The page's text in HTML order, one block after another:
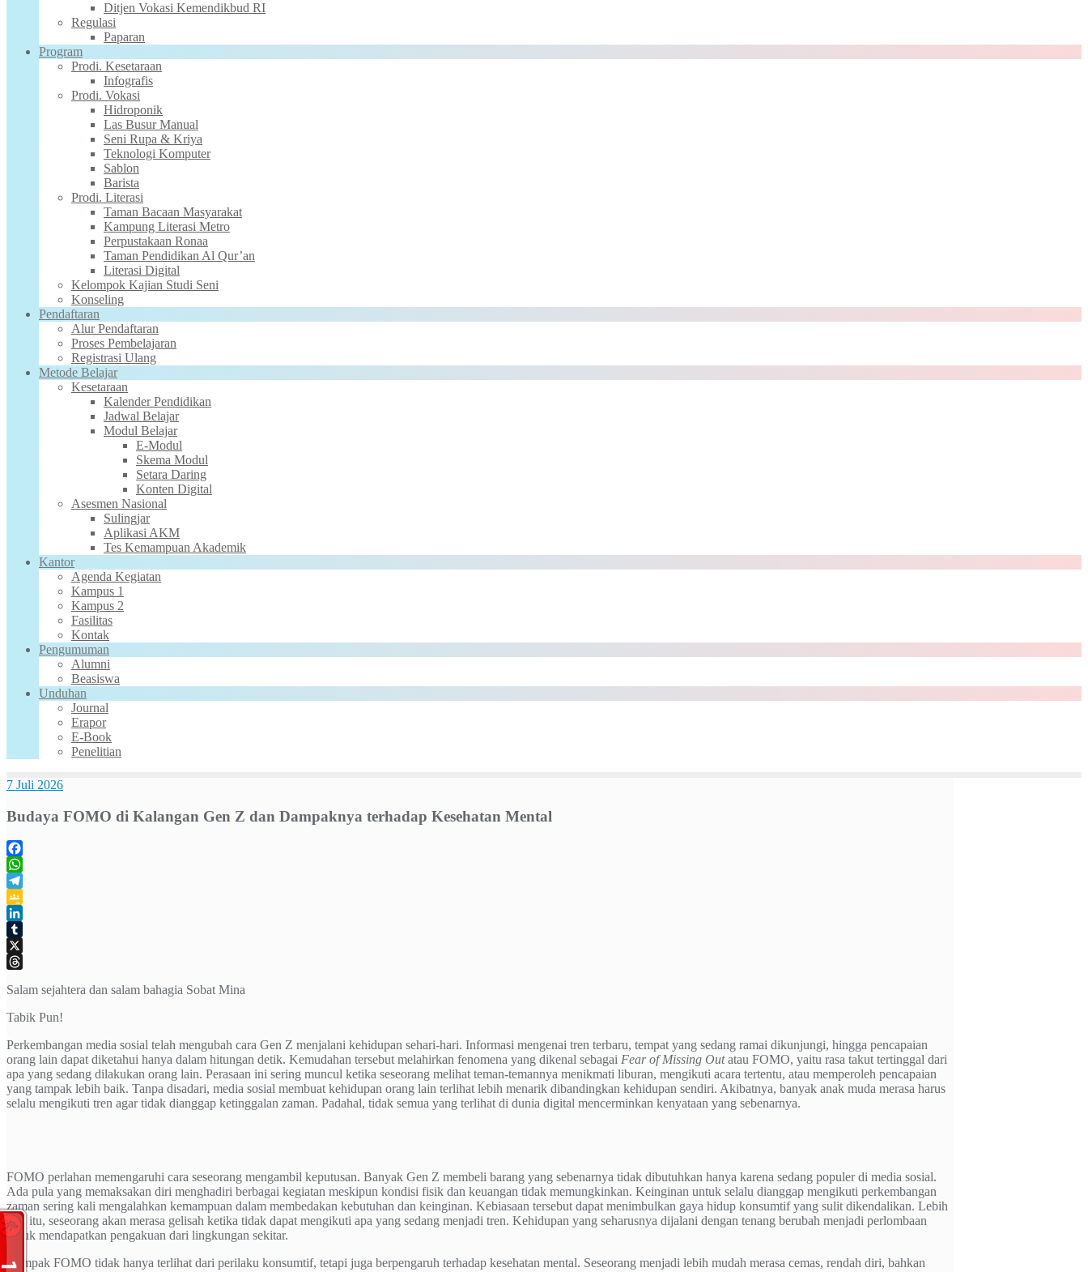
Ditjen Vokasi Kemendikbud RI
Regulasi
Paparan
Program
Prodi. Kesetaraan
Infografis
Prodi. Vokasi
Hidroponik
Las Busur Manual
Seni Rupa & Kriya
Teknologi Komputer
Sablon
Barista
Prodi. Literasi
Taman Bacaan Masyarakat
Kampung Literasi Metro
Perpustakaan Ronaa
Taman Pendidikan Al Qur’an
Literasi Digital
Kelompok Kajian Studi Seni
Konseling
Pendaftaran
Alur Pendaftaran
Proses Pembelajaran
Registrasi Ulang
Metode Belajar
Kesetaraan
Kalender Pendidikan
Jadwal Belajar
Modul Belajar
E-Modul
Skema Modul
Setara Daring
Konten Digital
Asesmen Nasional
Sulingjar
Aplikasi AKM
Tes Kemampuan Akademik
Kantor
Agenda Kegiatan
Kampus 1
Kampus 2
Fasilitas
Kontak
Pengumuman
Alumni
Beasiswa
Unduhan
Journal
Erapor
E-Book
Penelitian
7 Juli 2026
Budaya FOMO di Kalangan Gen Z dan Dampaknya terhadap Kesehatan Mental
Facebook
WhatsApp
Telegram
Google
Classroom
LinkedIn
Tumblr
X
Salam sejahtera dan salam bahagia Sobat Mina
Tabik Pun!
Perkembangan media sosial telah mengubah cara Gen Z menjalani kehidupan sehari-hari. Informasi mengenai tren terbaru, tempat yang sedang ramai dikunjungi, hingga pencapaian
orang lain dapat diketahui hanya dalam hitungan detik. Kemudahan tersebut melahirkan fenomena yang dikenal sebagai Fear of Missing Outatau FOMO, yaitu rasa takut tertinggal dari
apa yang sedang dilakukan orang lain. Perasaan ini sering muncul ketika seseorang melihat teman-temannya menikmati liburan, mengikuti acara tertentu, atau memperoleh pencapaian
yang tampak lebih baik. Tanpa disadari, media sosial membuat kehidupan orang lain terlihat lebih menarik dibandingkan kehidupan sendiri. Akibatnya, banyak anak muda merasa harus
selalu mengikuti tren agar tidak dianggap ketinggalan zaman. Padahal, tidak semua yang terlihat di dunia digital mencerminkan kenyataan yang sebenarnya.
FOMO perlahan memengaruhi cara seseorang mengambil keputusan. Banyak Gen Z membeli barang yang sebenarnya tidak dibutuhkan hanya karena sedang populer di media sosial.
Ada pula yang memaksakan diri menghadiri berbagai kegiatan meskipun kondisi fisik dan keuangan tidak memungkinkan. Keinginan untuk selalu dianggap mengikuti perkembangan
zaman sering kali mengalahkan kemampuan dalam membedakan kebutuhan dan keinginan. Kebiasaan tersebut dapat menimbulkan gaya hidup konsumtif yang sulit dikendalikan. Lebih
dari itu, seseorang akan merasa gelisah ketika tidak dapat mengikuti apa yang sedang menjadi tren. Kehidupan yang seharusnya dijalani dengan tenang berubah menjadi perlombaan
untuk mendapatkan pengakuan dari lingkungan sekitar.
Dampak FOMO tidak hanya terlihat dari perilaku konsumtif, tetapi juga berpengaruh terhadap kesehatan mental. Seseorang menjadi lebih mudah merasa cemas, rendah diri, bahkan